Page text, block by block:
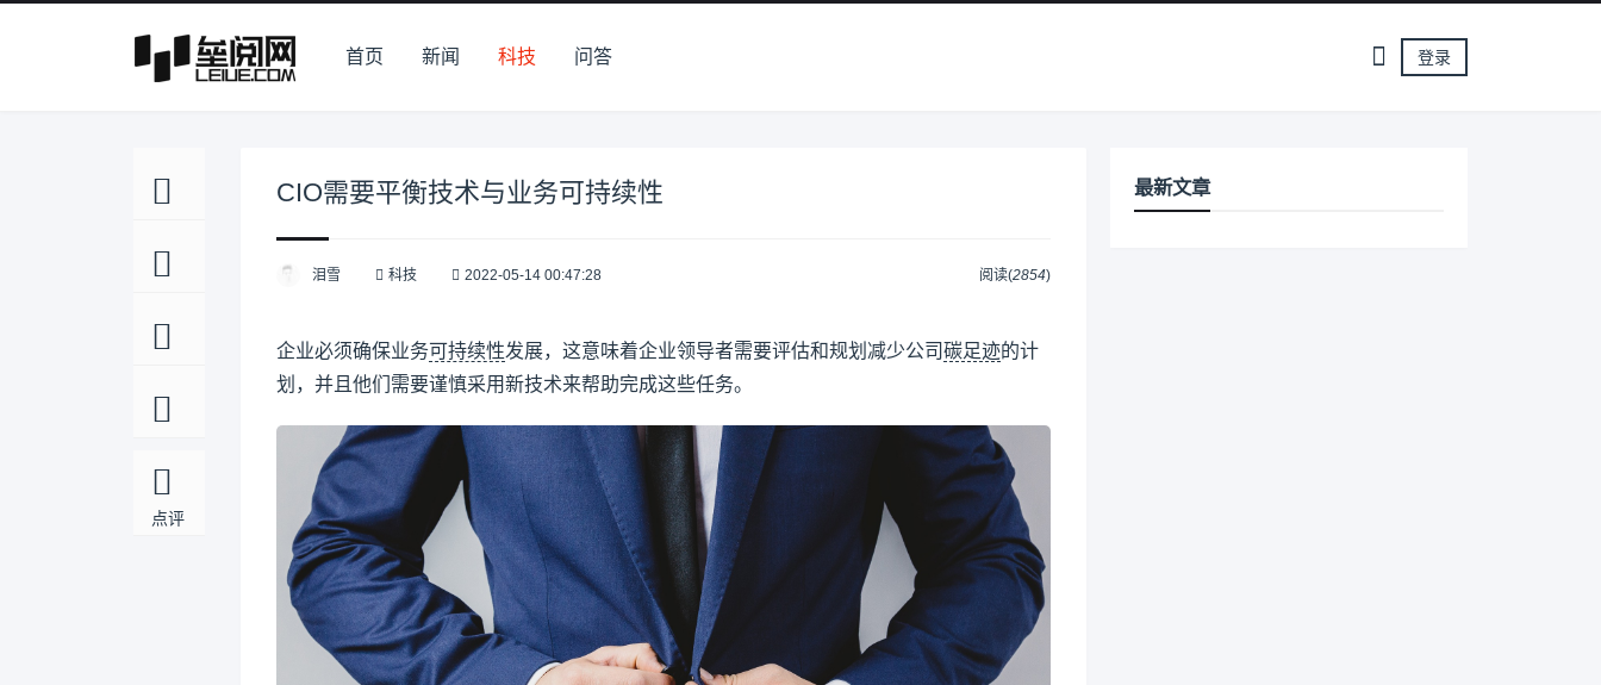
首页 新闻 科技 问答 登录
点评
CIO需要平衡技术与业务可持续性
泪雪 科技 2022-05-14 00:47:28 阅读(2854)
企业必须确保业务可持续性发展，这意味着企业领导者需要评估和规划减少公司碳足迹的计
划，并且他们需要谨慎采用新技术来帮助完成这些任务。
最新文章